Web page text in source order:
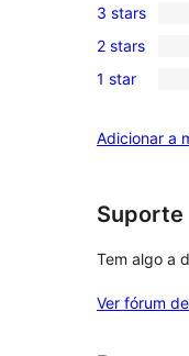
star
review
4-
star
review
0
3-
star
3 stars
0
2-
reviews
2 stars
0
star
1 star
Adicionar a
Suporte
Tem algo a
Ver fórum